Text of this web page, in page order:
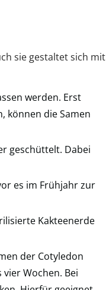
sie gestaltet sich mit
werden. Erst
können die Samen
geschüttelt. Dabei
es im Frühjahr zur
Kakteenerde
der Cotyledon
Wochen. Bei